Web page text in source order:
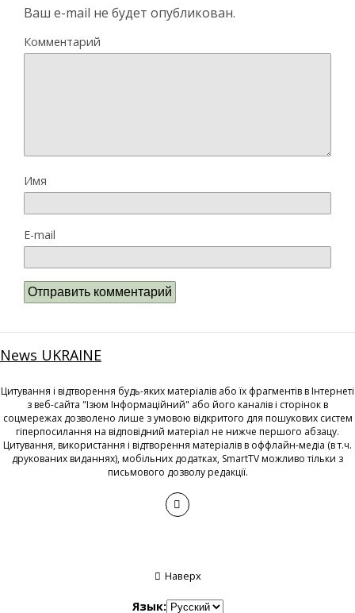
Ваш e-mail не будет опубликован.
Комментарий
Имя
E-mail
News UKRAINE
Цитування і відтворення будь-яких матеріалів або їх фрагментів в Інтернеті
з веб-сайта "Ізюм Інформаційний" або його каналів і сторінок в
соцмережах дозволено лише з умовою відкритого для пошукових систем
гіперпосилання на відповідний матеріал не нижче першого абзацу.
Цитування, використання і відтворення матеріалів в оффлайн-медіа (в т.ч.
друкованих виданнях), мобільних додатках, SmartTV можливо тільки з
письмового дозволу редакції.
Наверх
Язык: